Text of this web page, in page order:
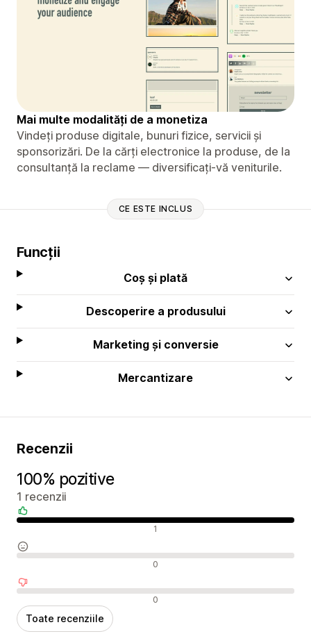
Mai multe modalități de a monetiza
Vindeți produse digitale, bunuri fizice, servicii și
sponsorizări. De la cărți electronice la produse, de la
consultanță la reclame — diversificați-vă veniturile.
CE ESTE INCLUS
Funcții
Coș și plată
Descoperire a produsului
Marketing și conversie
Mercantizare
Recenzii
100% pozitive
1 recenzii
Recenzii pozitive 1
Recenzii neutre 0
Recenzii negative 0
Toate recenziile